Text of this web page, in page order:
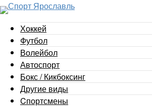
Хоккей
Футбол
Волейбол
Автоспорт
Бокс / Кикбоксинг
Другие виды
Cпортсмены